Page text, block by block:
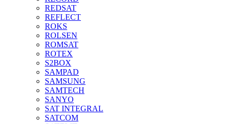
REDSAT
REFLECT
ROKS
ROLSEN
ROMSAT
ROTEX
S2BOX
SAMPAD
SAMSUNG
SAMTECH
SANYO
SAT INTEGRAL
SATCOM